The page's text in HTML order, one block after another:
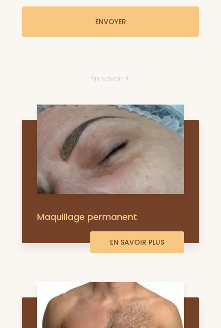
En savoir +
Maquillage permanent
EN SAVOIR PLUS